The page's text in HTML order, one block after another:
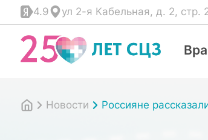
4.9 ул 2-я Кабельная, д. 2, стр.
Новости Россияне